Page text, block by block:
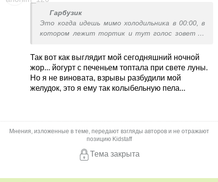
Гарбузик
Это когда идешь мимо холодильника в 00:00, в
котором лежит тортик и тут голос зовет : ’
тебе новый дивный мир полный наслаждения...
Спеши...’ И вы, мучаясь совестью дрожащей
рукой открываете дверцу и тут.. О! Свет
ослепляет вас, на фоне поют райские птицы, в
Так вот как выглядит мой сегодняшний ночной
жор... йогурт с печеньем топтала при свете луны.
Но я не виновата, взрывы разбудили мой
желудок, это я ему так колыбельную пела...
Мнения, изложенные в теме, передают взгляды авторов и не отражают
позицию Kidstaff
Тема закрыта